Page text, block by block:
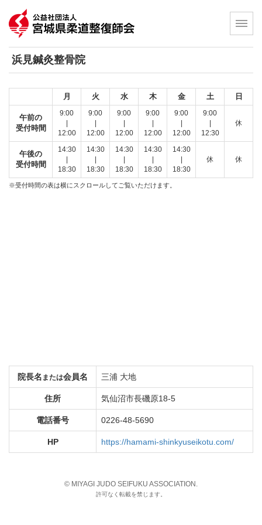
浜見鍼灸整骨院
月 火 水 木 金 土 日
午前の
受付時間
9:00
12:00
9:00
12:00
9:00
12:00
9:00
12:00
9:00
12:00
9:00
12:30
休
午後の
受付時間
14:30
18:30
14:30
18:30
14:30
18:30
14:30
18:30
14:30
18:30
休 休
※受付時間の表は横にスクロールしてご覧いただけます。
院長名 または会員名 三浦 大地
住所 気仙沼市長磯原18-5
電話番号 0226-48-5690
HP https://hamami-shinkyuseikotu.com/
© MIYAGI JUDO SEIFUKU ASSOCIATION.
許可なく転載を禁じます。